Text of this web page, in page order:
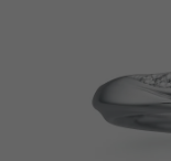
最新消息